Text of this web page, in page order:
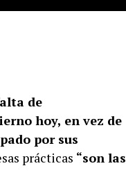
de
hoy, en vez de
por sus
prácticas “son las